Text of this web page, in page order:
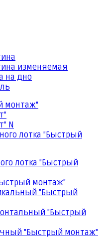
изменяемая
на дно
монтаж"
N
лотка "Быстрый
лотка "Быстрый
монтаж"
"Быстрый
"Быстрый
"Быстрый монтаж"